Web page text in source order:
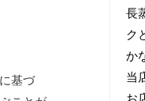
基づ
長
ク
か
当